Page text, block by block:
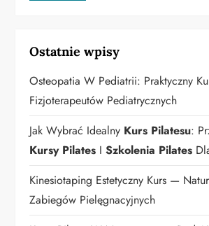
Ostatnie wpisy
Osteopatia W Pediatrii: Praktyczny
Fizjoterapeutów Pediatrycznych
Jak Wybrać Idealny Kurs Pilatesu:
Kursy Pilates ISzkolenia Pilates
Kinesiotaping Estetyczny Kurs —
Zabiegów Pielęgnacyjnych